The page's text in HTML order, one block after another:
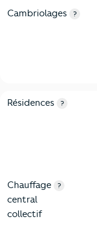
Cambriolages ?
8-Chauffage
Critères Le Rouet
Résidences ?
Chauffage
central
collectif
?